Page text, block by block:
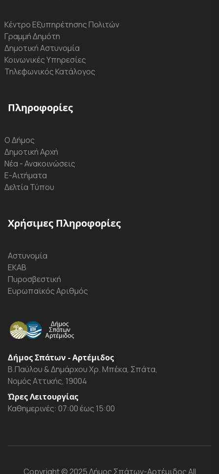
Κέντρο Εξυπηρέτησης Πολιτών
Γραμμή Δημότη
Δημοτική Αστυνομία
Κοινωνικές Υπηρεσίες
Τηλεφωνικός Κατάλογος
Πληροφορίες
Ο Δήμος
Δημοτική Αρχή
Νέα - Ανακοινώσεις
Ε-Αιτήματα
Δελτία Τύπου
Χρήσιμες Πληροφορίες
Αστυνομία
ΕΚΑΒ
Πυροσβεστική
Ευρωπαϊκός Αριθμός
Δήμος Σπάτων - Αρτέμιδος
Β.Παύλου & Δημάρχου Χρ. Μπέκα, Σπάτα,
Νομός Αττικής, 19004
Ώρες Λειτουργίας
Καθημερινές: 07:00 έως 15:00
Copyright© 2025 Δήμος Σπάτων-ΑρτέμιδοςAll